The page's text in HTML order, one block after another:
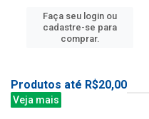
Faça seu login ou
cadastre-se para
comprar.
Produtos até R$20,00
Veja mais